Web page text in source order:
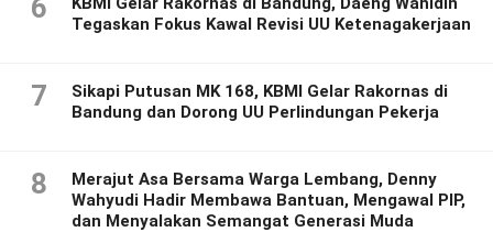
6
Tegaskan Fokus Kawal Revisi UU Ketenagakerjaan
7
Sikapi Putusan MK 168, KBMI Gelar Rakornas di
Bandung dan Dorong UU Perlindungan Pekerja
8
Merajut Asa Bersama Warga Lembang, Denny
Wahyudi Hadir Membawa Bantuan, Mengawal PIP,
dan Menyalakan Semangat Generasi Muda